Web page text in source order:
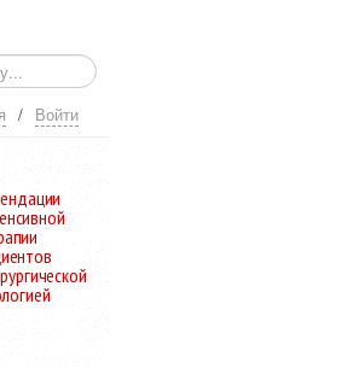
/ Войти